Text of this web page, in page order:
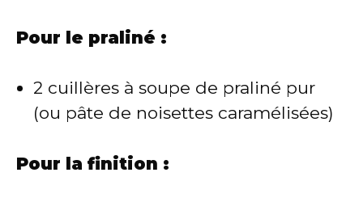
Pour le praliné :
2 cuillères à soupe de praliné pur
(ou pâte de noisettes caramélisées)
Pour la finition :